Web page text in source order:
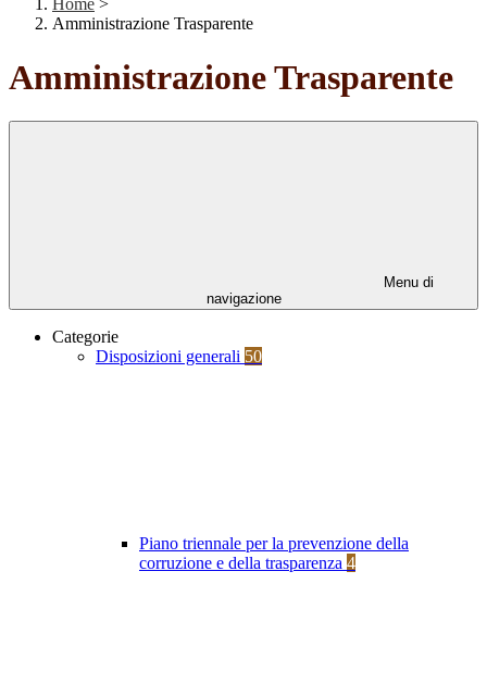
Home >
Amministrazione Trasparente
Amministrazione Trasparente
Menu di
navigazione
Categorie
Disposizioni generali 50
Piano triennale per la prevenzione della
corruzione e della trasparenza 4